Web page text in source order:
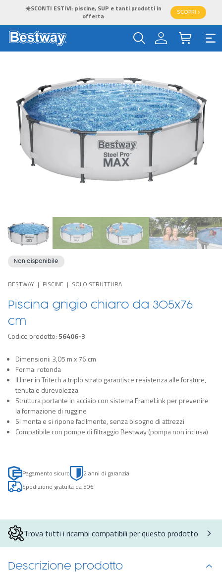
☀️SCONTI ESTIVI: piscine, SUP e tanti prodotti in
offerta
SCOPRI >
Non disponibile
BESTWAY PISCINE SOLO STRUTTURA
Piscina grigio chiaro da 305x76
cm
Codice prodotto:56406-3
Dimensioni: 3,05 m x 76 cm
Forma: rotonda
Il liner in Tritech a triplo strato garantisce resistenza alle forature,
tenuta e durevolezza
Struttura portante in acciaio con sistema FrameLink per prevenire
la formazione di ruggine
Si monta e si ripone facilmente, senza bisogno di attrezzi
Compatibile con pompe di filtraggio Bestway (pompa non inclusa)
Pagamento sicuro
2 anni di garanzia
Spedizione gratuita da 50€
Trova tutti i ricambi compatibili per questo prodotto
Descrizione prodotto